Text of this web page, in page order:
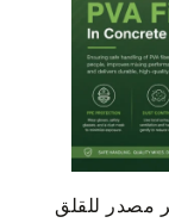
مصدر للقلق